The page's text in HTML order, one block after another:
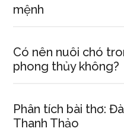
tuổi
sinh
năm
mệnh
Có nên nuôi chó
phong thủy không?
Phân tích bài thơ:
Thanh Thảo